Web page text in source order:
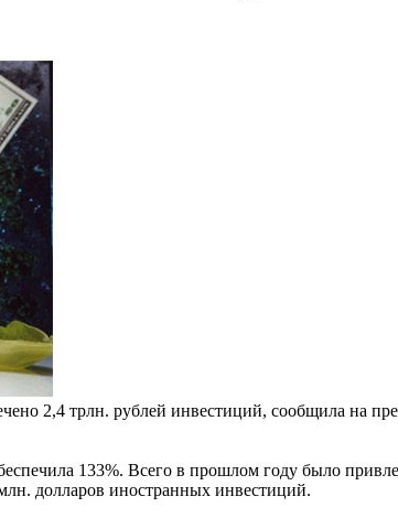
2,4 трлн. рублей инвестиций, сообщила на
133%. Всего в прошлом году было
долларов иностранных инвестиций.